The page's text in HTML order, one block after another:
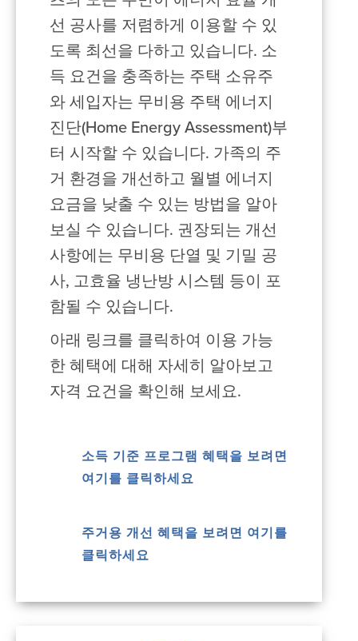
선 공사를 저렴하게 이용할 수 있
도록 최선을 다하고 있습니다. 소
득 요건을 충족하는 주택 소유주
와 세입자는 무비용 주택 에너지
진단(Home Energy Assessment)부
터 시작할 수 있습니다. 가족의 주
거 환경을 개선하고 월별 에너지
요금을 낮출 수 있는 방법을 알아
보실 수 있습니다. 권장되는 개선
사항에는 무비용 단열 및 기밀 공
사, 고효율 냉난방 시스템 등이 포
함될 수 있습니다.
아래 링크를 클릭하여 이용 가능
한 혜택에 대해 자세히 알아보고
자격 요건을 확인해 보세요.
소득 기준 프로그램 혜택을 보려면
여기를 클릭하세요
주거용 개선 혜택을 보려면 여기를
클릭하세요